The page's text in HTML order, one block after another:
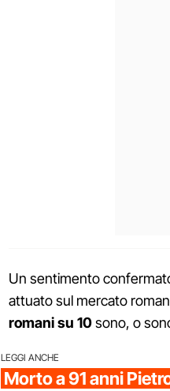
Un sentimento
attuato sul mercato
romani su 10sono, o
LEGGI ANCHE
Morto a 91 anni